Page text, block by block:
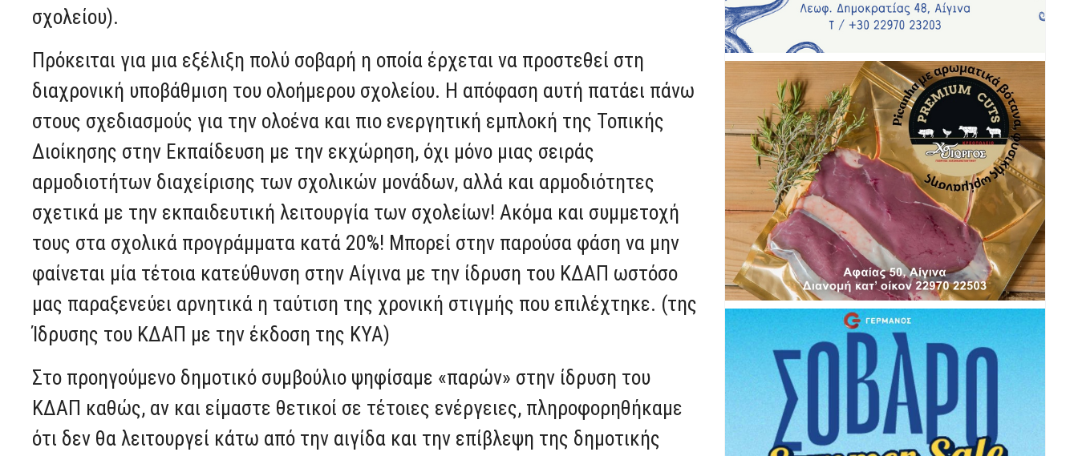
σχολείου).
Πρόκειται για μια εξέλιξη πολύ σοβαρή η οποία έρχεται να προστεθεί στη
διαχρονική υποβάθμιση του ολοήμερου σχολείου. Η απόφαση αυτή πατάει πάνω
στους σχεδιασμούς για την ολοένα και πιο ενεργητική εμπλοκή της Τοπικής
Διοίκησης στην Εκπαίδευση με την εκχώρηση, όχι μόνο μιας σειράς
αρμοδιοτήτων διαχείρισης των σχολικών μονάδων, αλλά και αρμοδιότητες
σχετικά με την εκπαιδευτική λειτουργία των σχολείων! Ακόμα και συμμετοχή
τους στα σχολικά προγράμματα κατά 20%! Μπορεί στην παρούσα φάση να μην
φαίνεται μία τέτοια κατεύθυνση στην Αίγινα με την ίδρυση του ΚΔΑΠ ωστόσο
μας παραξενεύει αρνητικά η ταύτιση της χρονική στιγμής που επιλέχτηκε. (της
Ίδρυσης του ΚΔΑΠ με την έκδοση της ΚΥΑ)
Στο προηγούμενο δημοτικό συμβούλιο ψηφίσαμε «παρών» στην ίδρυση του
ΚΔΑΠ καθώς, αν και είμαστε θετικοί σε τέτοιες ενέργειες, πληροφορηθήκαμε
ότι δεν θα λειτουργεί κάτω από την αιγίδα και την επίβλεψη της δημοτικής